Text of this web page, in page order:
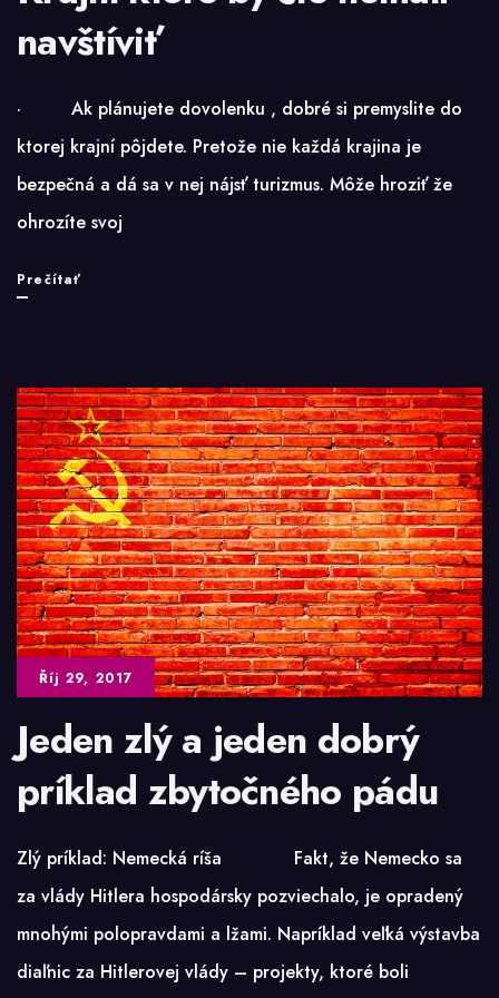
navštíviť
· Ak plánujete dovolenku , dobré si premyslite do
ktorej krajní pôjdete. Pretože nie každá krajina je
bezpečná a dá sa v nej nájsť turizmus. Môže hroziť že
ohrozíte svoj
PrečítaťKrajní
ste
nemali
navštíviť
Říj 29, 2017
Jeden zlý a jeden dobrý
príklad zbytočného pádu
Zlý príklad: Nemecká ríša Fakt, že Nemecko sa
za vlády Hitlera hospodársky pozviechalo, je opradený
mnohými polopravdami a lžami. Napríklad veľká výstavba
diaľnic za Hitlerovej vlády – projekty, ktoré boli